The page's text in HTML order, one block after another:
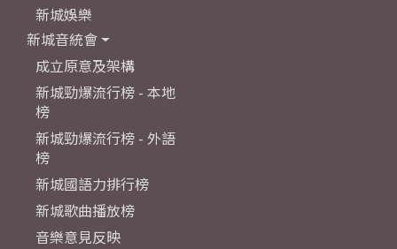
新城娛樂
新城音統會
成立原意及架構
新城勁爆流行榜 - 本地
榜
新城勁爆流行榜 - 外語
榜
新城國語力排行榜
新城歌曲播放榜
音樂意見反映